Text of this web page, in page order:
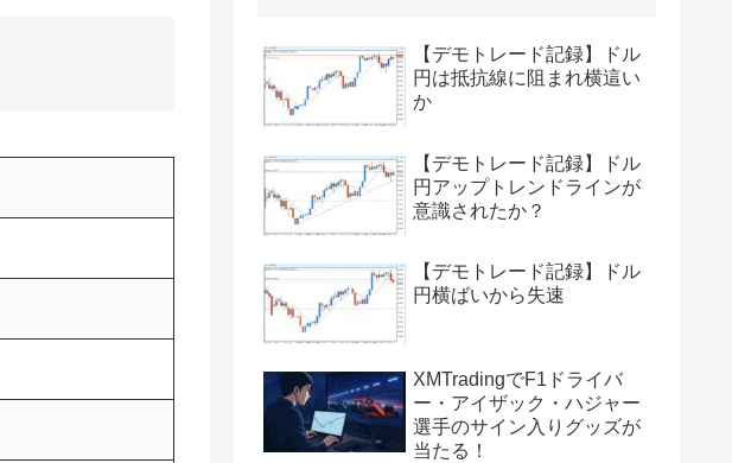
【デモトレード記録】ドル
円は抵抗線に阻まれ横這い
か
【デモトレード記録】ドル
円アップトレンドラインが
意識されたか？
【デモトレード記録】ドル
円横ばいから失速
XMTradingでF1ドライバ
ー・アイザック・ハジャー
選手のサイン入りグッズが
当たる！